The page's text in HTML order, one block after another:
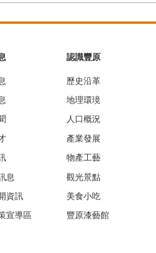
息
資訊
宣導區
認識豐原
歷史沿革
地理環璄
人口概況
產業發展
物產工藝
觀光景點
美食小吃
豐原漆藝館